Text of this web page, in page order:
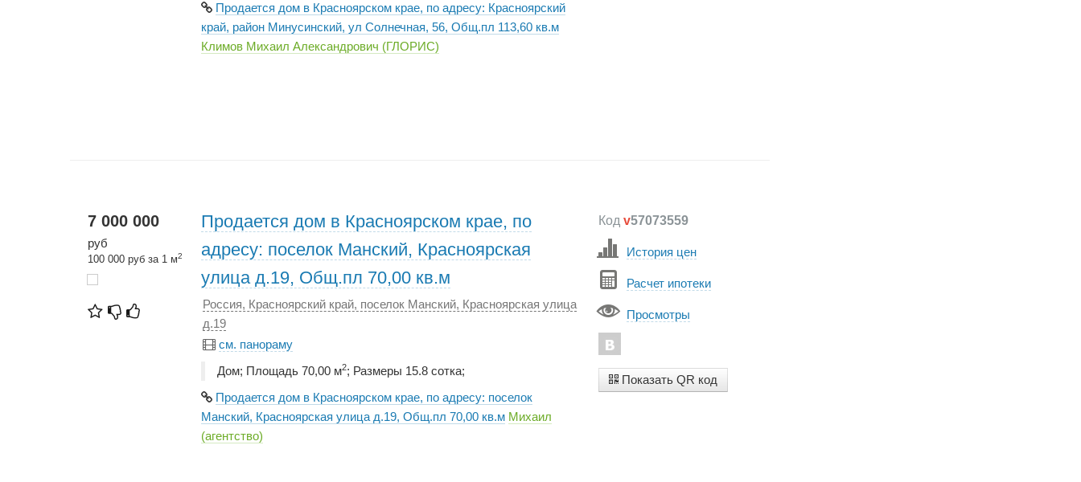
Продается дом в Красноярском крае, по адресу: Красноярский
край, район Минусинский, ул Солнечная, 56, Общ.пл 113,60 кв.м
Климов Михаил Александрович (ГЛОРИС)
7 000 000
руб
100 000 руб за 1 м2
Продается дом в Красноярском крае, по
адресу: поселок Манский, Красноярская
улица д.19, Общ.пл 70,00 кв.м
Россия, Красноярский край, поселок Манский, Красноярская улица
д.19
см. панораму
Дом; Площадь 70,00 м2; Размеры 15.8 сотка;
Продается дом в Красноярском крае, по адресу: поселок
Манский, Красноярская улица д.19, Общ.пл 70,00 кв.м Михаил
(агентство)
Кодv57073559
История цен
Расчет ипотеки
Просмотры
Показать QR код